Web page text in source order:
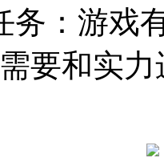
务：游戏
要和实